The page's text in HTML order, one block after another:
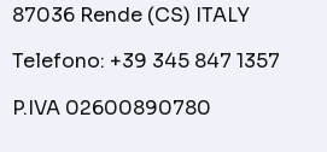
87036 Rende (CS) ITALY
Telefono: +39 345 847 1357
P.IVA 02600890780